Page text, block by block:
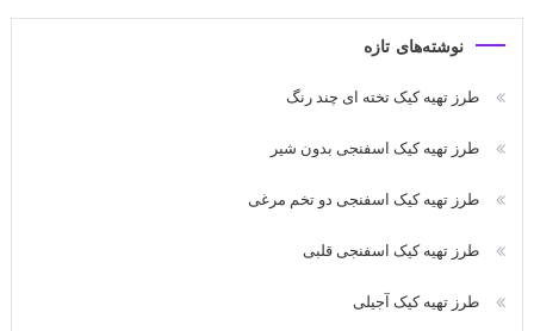
نوشته‌های تازه
طرز تهیه کیک تخته ای چند رنگ
طرز تهیه کیک اسفنجی بدون شیر
طرز تهیه کیک اسفنجی دو تخم مرغی
طرز تهیه کیک اسفنجی قلبی
طرز تهیه کیک آجیلی